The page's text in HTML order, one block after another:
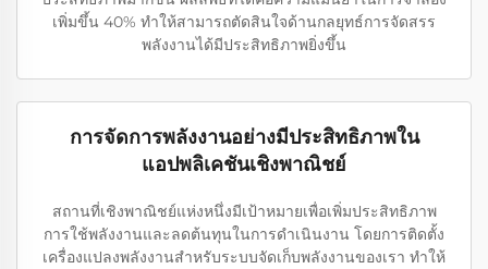
เพิ่มขึ้น 40% ทำให้สามารถตัดสินใจด้านกลยุทธ์การจัดสรร
พลังงานได้มีประสิทธิภาพยิ่งขึ้น
การจัดการพลังงานอย่างมีประสิทธิภาพใน
แอปพลิเคชันเชิงพาณิชย์
สถานที่เชิงพาณิชย์แห่งหนึ่งมีเป้าหมายเพื่อเพิ่มประสิทธิภาพ
การใช้พลังงานและลดต้นทุนในการดำเนินงาน โดยการติดตั้ง
เครื่องแปลงพลังงานสำหรับระบบจัดเก็บพลังงานของเรา ทำให้